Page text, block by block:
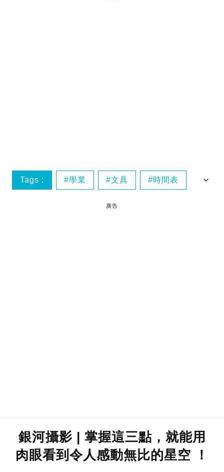
Tags : 學業 文具 時間表
廣告
銀河攝影 | 掌握這三點，就能用
肉眼看到令人感動無比的星空 ！